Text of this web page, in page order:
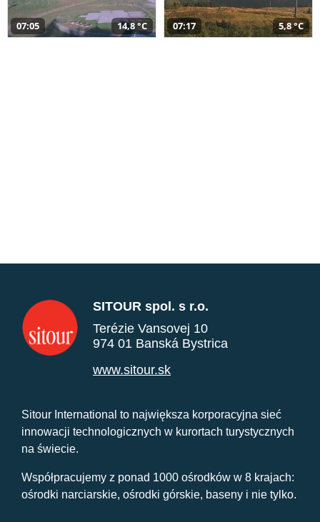
07:05 14,8 °C 07:17 5,8 °C
SITOUR spol. s r.o.
Terézie Vansovej 10
974 01 Banská Bystrica
www.sitour.sk
Sitour International to największa korporacyjna sieć
innowacji technologicznych w kurortach turystycznych
na świecie.
Współpracujemy z ponad 1000 ośrodków w 8 krajach:
ośrodki narciarskie, ośrodki górskie, baseny i nie tylko.